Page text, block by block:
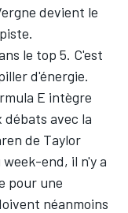
devient le
le top 5. C'est
d'énergie.
E intègre
débats avec la
de Taylor
end, il n'y a
pour une
néanmoins